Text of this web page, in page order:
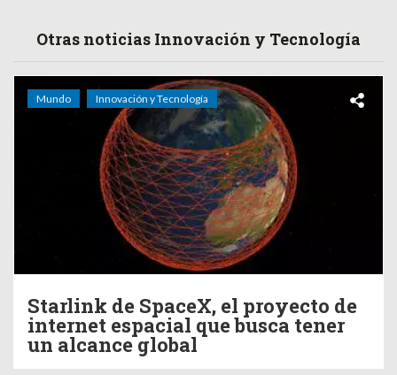
Otras noticias Innovación y Tecnología
Mundo Innovación y Tecnología
Starlink de SpaceX, el proyecto de
internet espacial que busca tener
un alcance global